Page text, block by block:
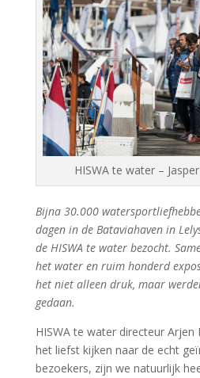
HISWA te water –
Bijna 30.000
dagen in de Bataviahaven in
de HISWA te water bezocht.
het water en ruim honderd
het niet alleen druk, maar
gedaan.
HISWA te water directeur Arjen
het liefst kijken naar de echt
bezoekers, zijn we natuurlijk